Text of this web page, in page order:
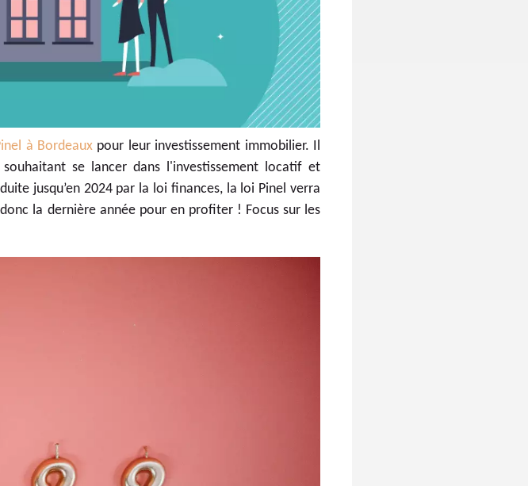
à Bordeaux pour leur investissement immobilier. Il
se lancer dans l'investissement locatif et
jusqu’en 2024 par la loi finances, la loi Pinel verra
la dernière année pour en profiter ! Focus sur les